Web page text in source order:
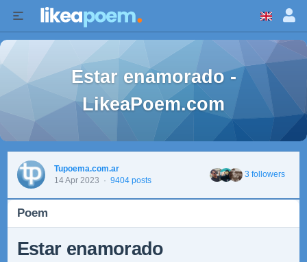
Estar enamorado -
LikeaPoem.com
Tupoema.com.ar
14 Apr 2023 · 9404 posts
3 followers
Poem
Estar enamorado